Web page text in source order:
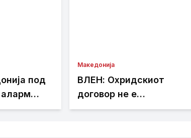
под
аларм
Македонија
ВЛЕН: Охридскиот
договор не е
сопственост на ДУИ,